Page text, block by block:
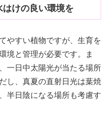
けの良い環境を
やすい植物ですが、生育を
境と管理が必要です。ま
一日中太陽光が当たる場所
し、真夏の直射日光は葉焼
半日陰になる場所も考慮す